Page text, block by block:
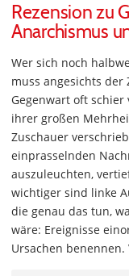
Rezension zu
Anarchismus
Wer sich noch
muss angesichts
Gegenwart oft
ihrer großen
Zuschauer
einprasselnden
auszuleuchten,
wichtiger sind linke
die genau das tun,
wäre: Ereignisse
Ursachen benennen.